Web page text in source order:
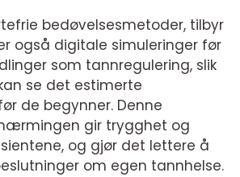
bedøvelsesmetoder, tilbyr
også digitale simuleringer før
som tannregulering, slik
se det estimerte
de begynner. Denne
gir trygghet og
og gjør det lettere å
om egen tannhelse.